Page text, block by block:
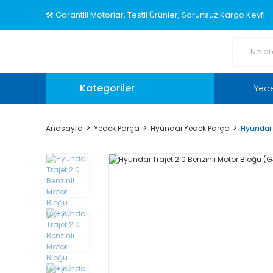
🛠️ Garantili Motorlar, Testli Ürünler, Sorunsuz Kargo Keyfi
Kategoriler
Anasayfa Yedek Parça Hyundai Yedek Parça